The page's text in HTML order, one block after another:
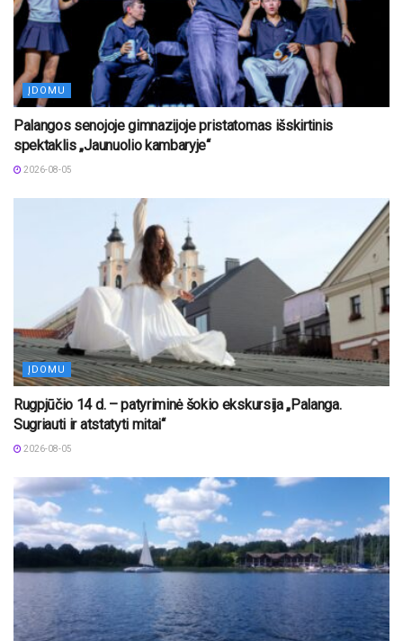
ĮDOMU
Palangos senojoje gimnazijoje pristatomas išskirtinis
spektaklis „Jaunuolio kambaryje“
2026-08-05
ĮDOMU
Rugpjūčio 14 d. – patyriminė šokio ekskursija „Palanga.
Sugriauti ir atstatyti mitai“
2026-08-05